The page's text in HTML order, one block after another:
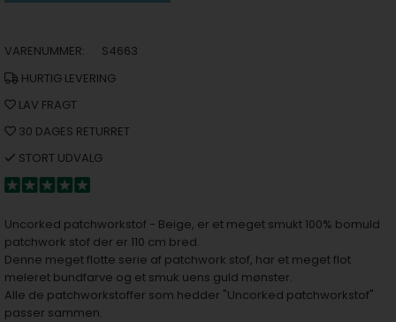
VARENUMMER:
S4663
HURTIG LEVERING
LAV FRAGT
30 DAGES RETURRET
STORT UDVALG
Uncorked patchworkstof - Beige, er et meget smukt 100% bomuld
patchwork stof der er 110 cm bred.
Denne meget flotte serie af patchwork stof, har et meget flot
meleret bundfarve og et smuk uens guld mønster.
Alle de patchworkstoffer som hedder "Uncorked patchworkstof"
passer sammen.